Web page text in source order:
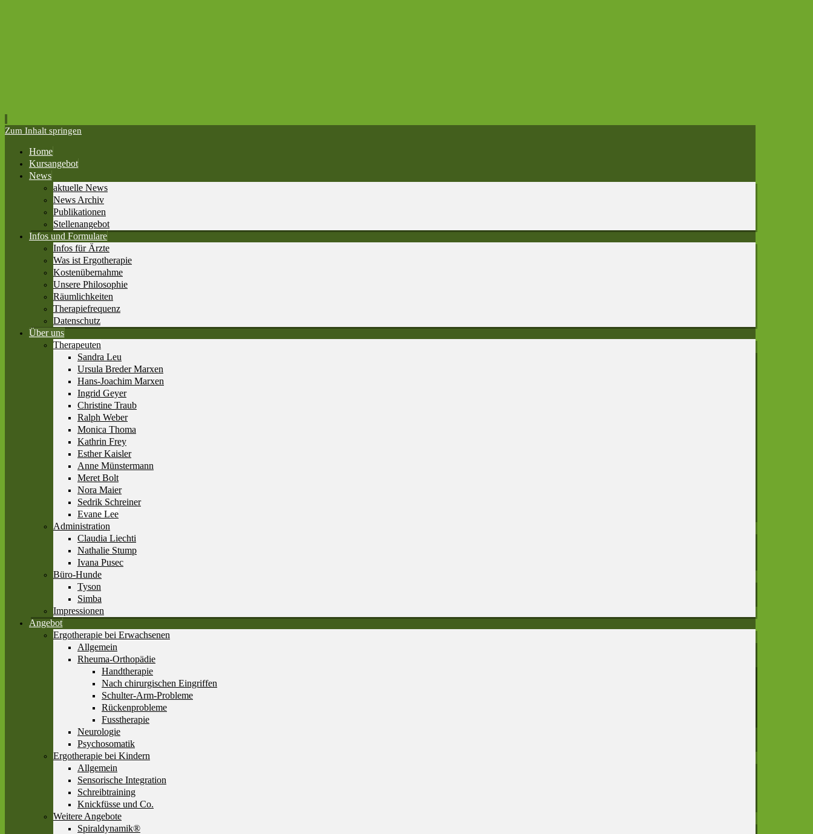
Zum Inhalt springen
Home
Kursangebot
News
aktuelle News
News Archiv
Publikationen
Stellenangebot
Infos und Formulare
Infos für Ärzte
Was ist Ergotherapie
Kostenübernahme
Unsere Philosophie
Räumlichkeiten
Therapiefrequenz
Datenschutz
Über uns
Therapeuten
Sandra Leu
Ursula Breder Marxen
Hans-Joachim Marxen
Ingrid Geyer
Christine Traub
Ralph Weber
Monica Thoma
Kathrin Frey
Esther Kaisler
Anne Münstermann
Meret Bolt
Nora Maier
Sedrik Schreiner
Evane Lee
Administration
Claudia Liechti
Nathalie Stump
Ivana Pusec
Büro-Hunde
Tyson
Simba
Impressionen
Angebot
Ergotherapie bei Erwachsenen
Allgemein
Rheuma-Orthopädie
Handtherapie
Nach chirurgischen Eingriffen
Schulter-Arm-Probleme
Rückenprobleme
Fusstherapie
Neurologie
Psychosomatik
Ergotherapie bei Kindern
Allgemein
Sensorische Integration
Schreibtraining
Knickfüsse und Co.
Weitere Angebote
Spiraldynamik®